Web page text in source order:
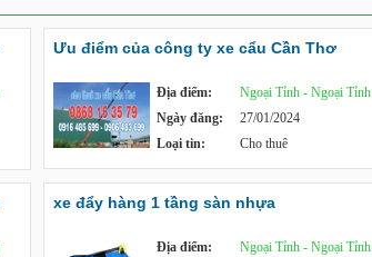
Ưu điểm của công ty xe cẩu Cần Thơ
Địa điểm:
Ngoại Tỉnh - Ngoại Tỉnh
Ngày đăng:
27/01/2024
Loại tin:
Cho thuê
xe đẩy hàng 1 tầng sàn nhựa
Địa điểm:
Ngoại Tỉnh - Ngoại Tỉnh